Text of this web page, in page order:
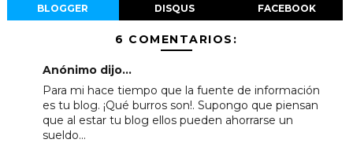
BLOGGER DISQUS FACEBOOK
6 COMENTARIOS:
Anónimo dijo...
Para mi hace tiempo que la fuente de información
es tu blog. ¡Qué burros son!. Supongo que piensan
que al estar tu blog ellos pueden ahorrarse un
sueldo...